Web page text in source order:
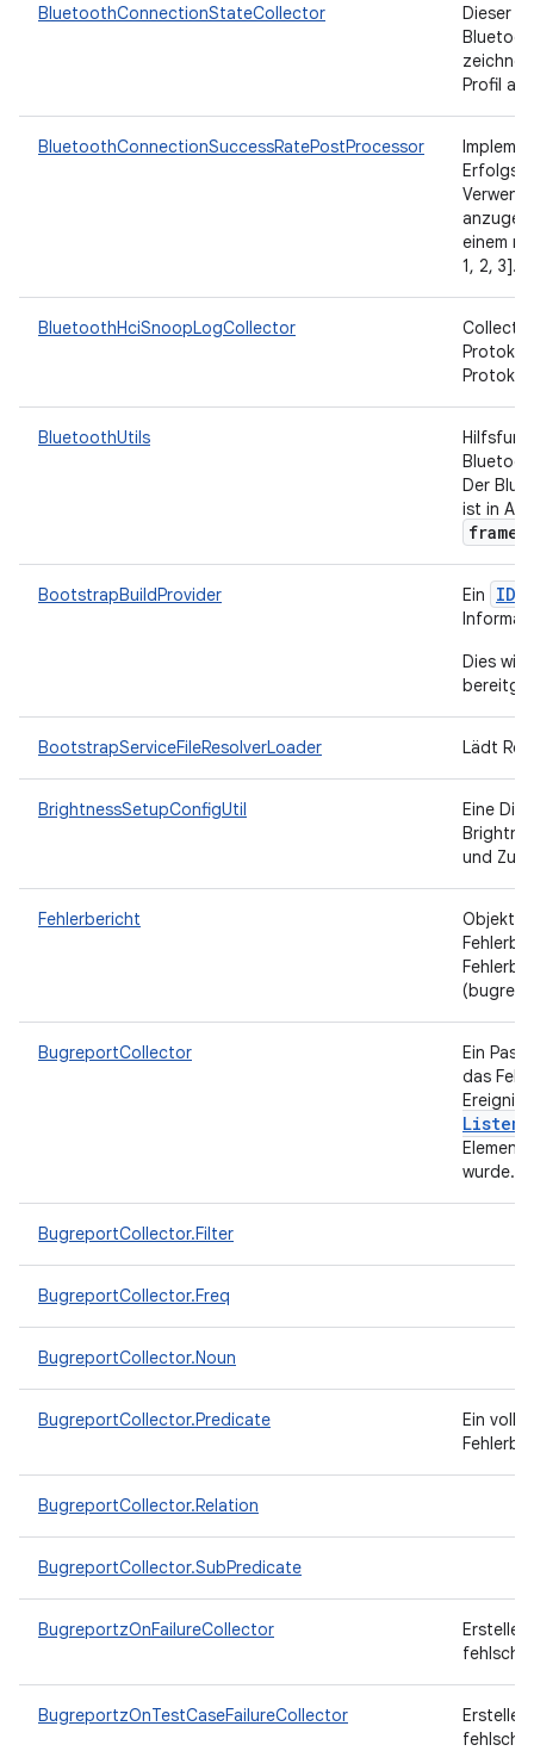
BluetoothConnectionStateCollector
Dieser
Profil
BluetoothConnectionSuccessRatePostProcessor
einem
1, 2, 3].
BluetoothHciSnoopLogCollector
BluetoothUtils
Der
ist in
BootstrapBuildProvider Ein
Dies
BootstrapServiceFileResolverLoader Lädt
BrightnessSetupConfigUtil
Eine
und
Fehlerbericht
Objekt
BugreportCollector
Ein
das
wurde.
BugreportCollector.Filter
BugreportCollector.Freq
BugreportCollector.Noun
BugreportCollector.Predicate
Ein
BugreportCollector.Relation
BugreportCollector.SubPredicate
BugreportzOnFailureCollector
BugreportzOnTestCaseFailureCollector